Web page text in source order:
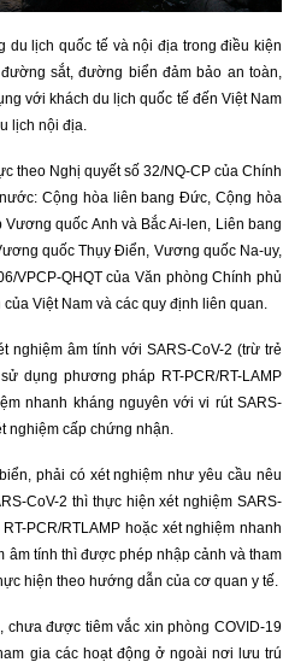
du lịch quốc tế và nội địa trong điều kiện
sắt, đường biển đảm bảo an toàn,
với khách du lịch quốc tế đến Việt Nam
lịch nội địa.
theo Nghị quyết số 32/NQ-CP của Chính
Cộng hòa liên bang Đức, Cộng hòa
quốc Anh và Bắc Ai-len, Liên bang
quốc Thụy Điển, Vương quốc Na-uy,
VPCP-QHQT của Văn phòng Chính phủ
Việt Nam và các quy định liên quan.
nghiệm âm tính với SARS-CoV-2 (trừ trẻ
dụng phương pháp RT-PCR/RT-LAMP
nhanh kháng nguyên với vi rút SARS-
nghiệm cấp chứng nhận.
phải có xét nghiệm như yêu cầu nêu
CoV-2 thì thực hiện xét nghiệm SARS-
PCR/RTLAMP hoặc xét nghiệm nhanh
âm tính thì được phép nhập cảnh và tham
hiện theo hướng dẫn của cơ quan y tế.
chưa được tiêm vắc xin phòng COVID-19
gia các hoạt động ở ngoài nơi lưu trú